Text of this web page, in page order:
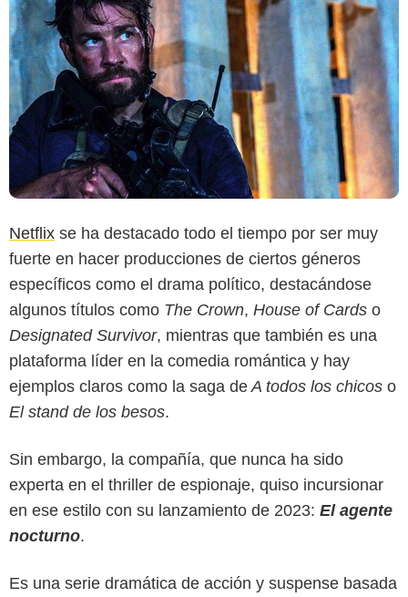
Netflix se ha destacado todo el tiempo por ser muy
fuerte en hacer producciones de ciertos géneros
específicos como el drama político, destacándose
algunos títulos como The Crown, House of Cards o
Designated Survivor, mientras que también es una
plataforma líder en la comedia romántica y hay
ejemplos claros como la saga de A todos los chicos o
El stand de los besos.
Sin embargo, la compañía, que nunca ha sido
experta en el thriller de espionaje, quiso incursionar
en ese estilo con su lanzamiento de 2023: El agente
nocturno.
Es una serie dramática de acción y suspense basada